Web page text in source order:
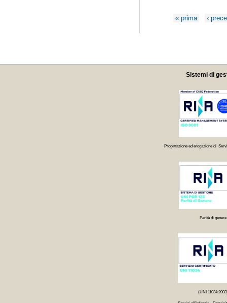
Pagine
« prima ‹
Sistemi di
Progettazione ed erogazione di
Parità di genere
(UNI